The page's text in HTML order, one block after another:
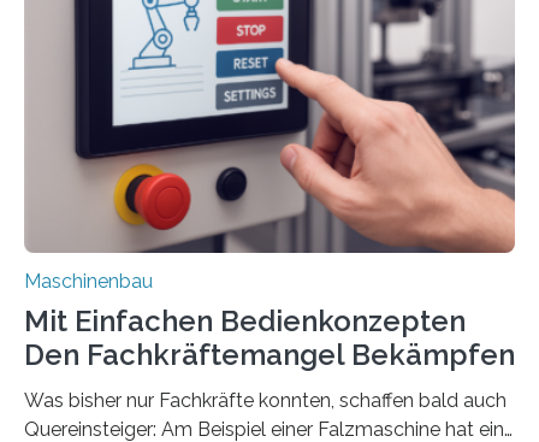
Maschinenbau
Mit Einfachen Bedienkonzepten
Den Fachkräftemangel Bekämpfen
Was bisher nur Fachkräfte konnten, schaffen bald auch
Quereinsteiger: Am Beispiel einer Falzmaschine hat ein